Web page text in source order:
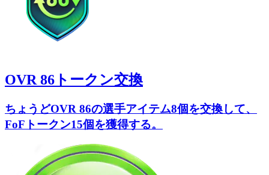
OVR 86トークン交換
ちょうどOVR 86の選手アイテム8個を交換して、
FoFトークン15個を獲得する。